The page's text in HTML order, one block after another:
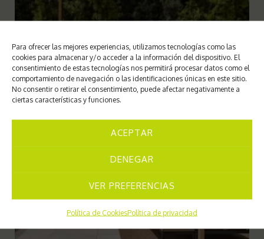
Para ofrecer las mejores experiencias, utilizamos tecnologías como las
cookies para almacenar y/o acceder a la información del dispositivo. El
consentimiento de estas tecnologías nos permitirá procesar datos como el
comportamiento de navegación o las identificaciones únicas en este sitio.
No consentir o retirar el consentimiento, puede afectar negativamente a
ciertas características y funciones.
ACEPTAR
DENEGAR
VER PREFERENCIAS
Política de CookiesPolítica de privacidad